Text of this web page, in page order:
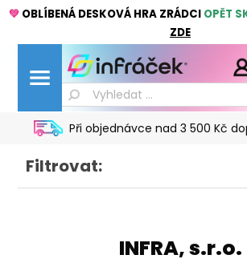
💚 OBLÍBENÁ DESKOVÁ HRA ZRÁDCI OPĚT
ZDE
Při objednávce nad 3 500 Kč
Filtrovat:
INFRA, s.r.o.